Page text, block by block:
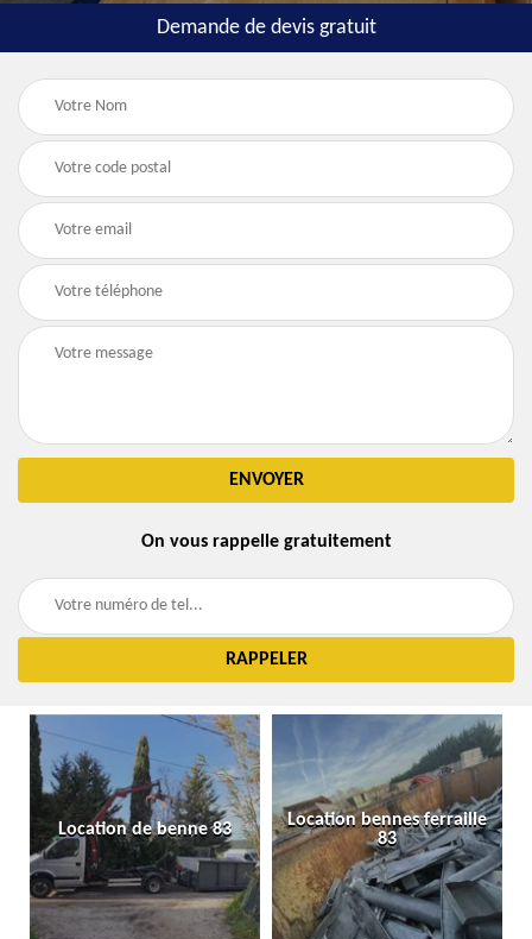
Demande de devis gratuit
On vous rappelle gratuitement
Location de benne 83
Location bennes ferraille
83